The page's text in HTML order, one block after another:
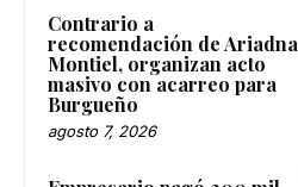
Contrario a
recomendación de Ariadna
Montiel, organizan acto
masivo con acarreo para
Burgueño
agosto 7, 2026